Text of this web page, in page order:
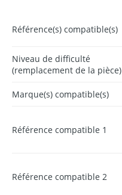
Référence(s) compatible(s)
Niveau de difficulté
(remplacement de la pièce)
Marque(s) compatible(s)
Référence compatible 1
Référence compatible 2